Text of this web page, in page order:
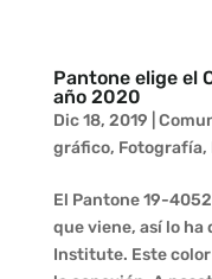
Pantone elige el
año 2020
Dic 18, 2019
gráfico, Fotografía,
El Pantone 19-
que viene, así lo ha
Institute. Este